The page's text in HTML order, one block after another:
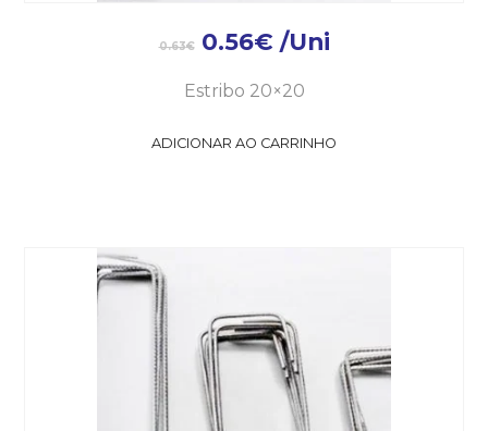
0.63€ 0.56€ /Uni
Estribo 20×20
ADICIONAR AO CARRINHO